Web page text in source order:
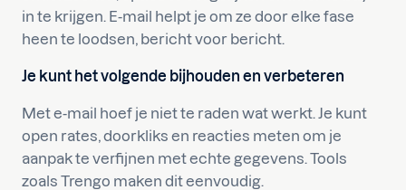
in te krijgen. E-mail helpt je om ze door elke fase
heen te loodsen, bericht voor bericht.
Je kunt het volgende bijhouden en verbeteren
Met e-mail hoef je niet te raden wat werkt. Je kunt
open rates, doorkliks en reacties meten om je
aanpak te verfijnen met echte gegevens. Tools
zoals Trengo maken dit eenvoudig.